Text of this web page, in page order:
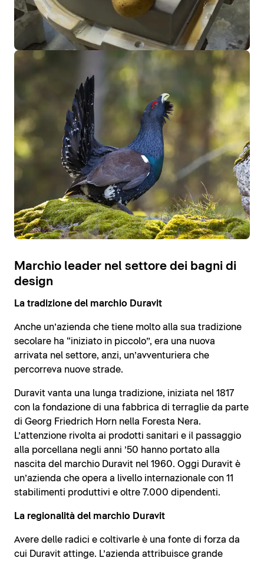
Marchio leader nel settore dei bagni di
design
La tradizione del marchio Duravit
Anche un’azienda che tiene molto alla sua tradizione
secolare ha “iniziato in piccolo”, era una nuova
arrivata nel settore, anzi, un’avventuriera che
percorreva nuove strade.
Duravit vanta una lunga tradizione, iniziata nel 1817
con la fondazione di una fabbrica di terraglie da parte
di Georg Friedrich Horn nella Foresta Nera.
L’attenzione rivolta ai prodotti sanitari e il passaggio
alla porcellana negli anni ’50 hanno portato alla
nascita del marchio Duravit nel 1960. Oggi Duravit è
un’azienda che opera a livello internazionale con 11
stabilimenti produttivi e oltre 7.000 dipendenti.
La regionalità del marchio Duravit
Avere delle radici e coltivarle è una fonte di forza da
cui Duravit attinge. L’azienda attribuisce grande